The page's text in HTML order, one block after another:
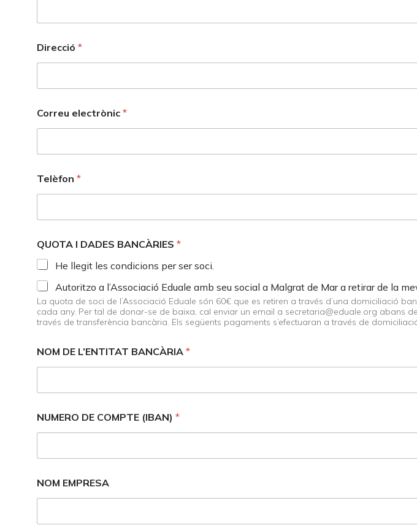
Direcció *
Correu electrònic *
Telèfon *
QUOTA I DADES BANCÀRIES *
He llegit les condicions per ser soci.
Autoritzo a l’Associació Eduale amb seu social a Malgrat de Mar a retirar de la
La quota de soci de l’Associació Eduale són 60€ que es retiren a través d’una domiciliació
cada any. Per tal de donar-se de baixa, cal enviar un email a secretaria@eduale.org abans de la finalització
través de transferència bancària. Els següents pagaments s’efectuaran a través de
NOM DE L’ENTITAT BANCÀRIA *
NUMERO DE COMPTE (IBAN) *
NOM EMPRESA